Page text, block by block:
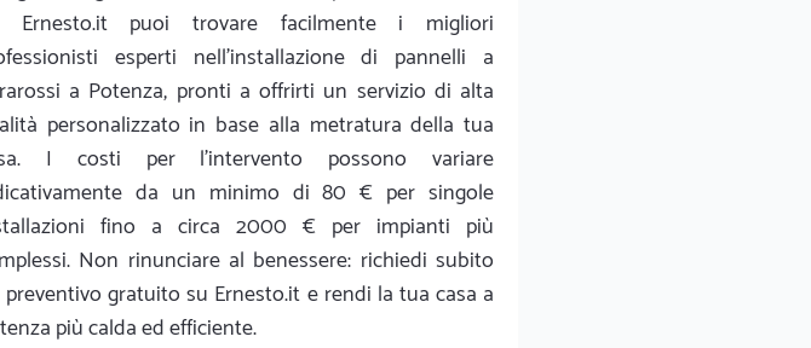
Ernesto.it puoi trovare facilmente i migliori
esperti nell'installazione di pannelli a
a Potenza, pronti a offrirti un servizio di alta
personalizzato in base alla metratura della tua
I costi per l'intervento possono variare
da un minimo di 80 € per singole
fino a circa 2000 € per impianti più
Non rinunciare al benessere: richiedi subito
gratuito su Ernesto.it e rendi la tua casa a
più calda ed efficiente.